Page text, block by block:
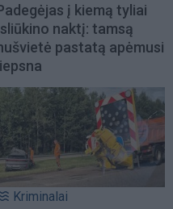
į kiemą tyliai
naktį: tamsą
pastatą apėmusi
Kriminalai